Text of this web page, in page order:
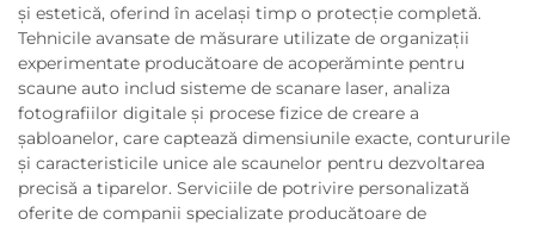
și estetică, oferind în același timp o protecție completă.
Tehnicile avansate de măsurare utilizate de organizații
experimentate producătoare de acoperăminte pentru
scaune auto includ sisteme de scanare laser, analiza
fotografiilor digitale și procese fizice de creare a
șabloanelor, care captează dimensiunile exacte, contururile
și caracteristicile unice ale scaunelor pentru dezvoltarea
precisă a tiparelor. Serviciile de potrivire personalizată
oferite de companii specializate producătoare de